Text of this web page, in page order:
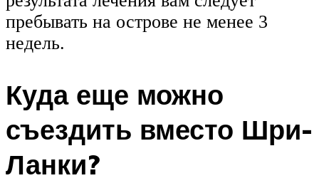
пребывать на острове не менее 3
недель.
Куда еще можно
съездить вместо Шри-
Ланки?